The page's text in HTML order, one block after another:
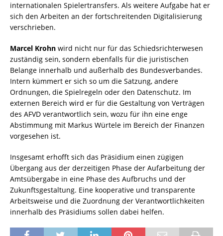
internationalen Spielertransfers. Als weitere Aufgabe hat er
sich den Arbeiten an der fortschreitenden Digitalisierung
verschrieben.
Marcel Krohn wird nicht nur für das Schiedsrichterwesen
zuständig sein, sondern ebenfalls für die juristischen
Belange innerhalb und außerhalb des Bundesverbandes.
Intern kümmert er sich so um die Satzung, andere
Ordnungen, die Spielregeln oder den Datenschutz. Im
externen Bereich wird er für die Gestaltung von Verträgen
des AFVD verantwortlich sein, wozu für ihn eine enge
Abstimmung mit Markus Würtele im Bereich der Finanzen
vorgesehen ist.
Insgesamt erhofft sich das Präsidium einen zügigen
Übergang aus der derzeitigen Phase der Aufarbeitung der
Amtsübergabe in eine Phase des Aufbruchs und der
Zukunftsgestaltung. Eine kooperative und transparente
Arbeitsweise und die Zuordnung der Verantwortlichkeiten
innerhalb des Präsidiums sollen dabei helfen.